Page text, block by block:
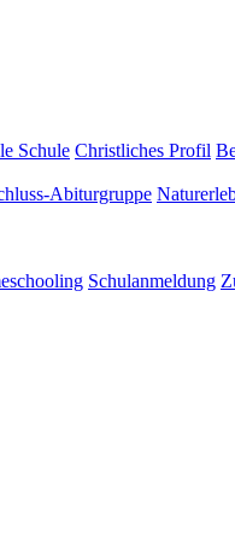
Schule Christliches Profil
Abiturgruppe
Schulanmeldung